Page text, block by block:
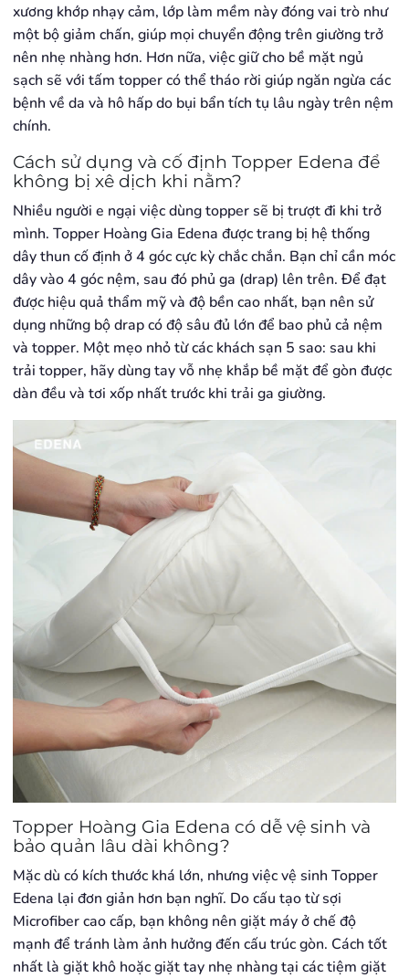
xương khớp nhạy cảm, lớp làm mềm này đóng vai trò như
một bộ giảm chấn, giúp mọi chuyển động trên giường trở
nên nhẹ nhàng hơn. Hơn nữa, việc giữ cho bề mặt ngủ
sạch sẽ với tấm topper có thể tháo rời giúp ngăn ngừa các
bệnh về da và hô hấp do bụi bẩn tích tụ lâu ngày trên nệm
chính.
Cách sử dụng và cố định Topper Edena để
không bị xê dịch khi nằm?
Nhiều người e ngại việc dùng topper sẽ bị trượt đi khi trở
mình. Topper Hoàng Gia Edena được trang bị hệ thống
dây thun cố định ở 4 góc cực kỳ chắc chắn. Bạn chỉ cần móc
dây vào 4 góc nệm, sau đó phủ ga (drap) lên trên. Để đạt
được hiệu quả thẩm mỹ và độ bền cao nhất, bạn nên sử
dụng những bộ drap có độ sâu đủ lớn để bao phủ cả nệm
và topper. Một mẹo nhỏ từ các khách sạn 5 sao: sau khi
trải topper, hãy dùng tay vỗ nhẹ khắp bề mặt để gòn được
dàn đều và tơi xốp nhất trước khi trải ga giường.
Topper Hoàng Gia Edena có dễ vệ sinh và
bảo quản lâu dài không?
Mặc dù có kích thước khá lớn, nhưng việc vệ sinh Topper
Edena lại đơn giản hơn bạn nghĩ. Do cấu tạo từ sợi
Microfiber cao cấp, bạn không nên giặt máy ở chế độ
mạnh để tránh làm ảnh hưởng đến cấu trúc gòn. Cách tốt
nhất là giặt khô hoặc giặt tay nhẹ nhàng tại các tiệm giặt